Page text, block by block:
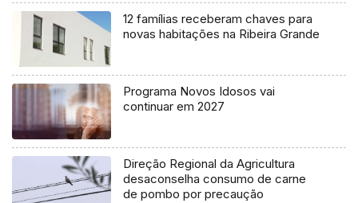
12 famílias receberam chaves para
novas habitações na Ribeira Grande
Programa Novos Idosos vai
continuar em 2027
Direção Regional da Agricultura
desaconselha consumo de carne
de pombo por precaução